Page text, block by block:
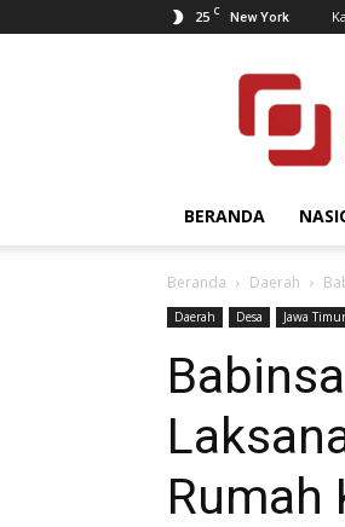
25 C New York
JNN.co.id
BERANDA
Beranda Daerah
Daerah Desa Jawa Timur
Rumah